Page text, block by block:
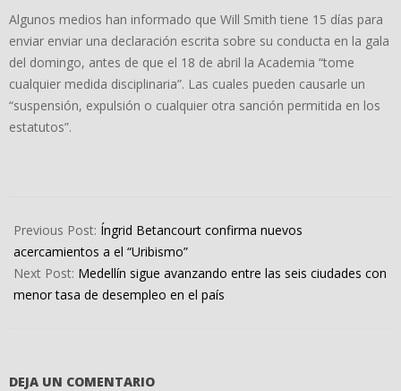
Algunos medios han informado que Will Smith tiene 15 días para
enviar enviar una declaración escrita sobre su conducta en la gala
del domingo, antes de que el 18 de abril la Academia “tome
cualquier medida disciplinaria”. Las cuales pueden causarle un
“suspensión, expulsión o cualquier otra sanción permitida en los
estatutos”.
04-
01
Previous Post: Íngrid Betancourt confirma nuevos
acercamientos a el “Uribismo”
Next Post: Medellín sigue avanzando entre las seis ciudades con
menor tasa de desempleo en el país
DEJA UN COMENTARIO